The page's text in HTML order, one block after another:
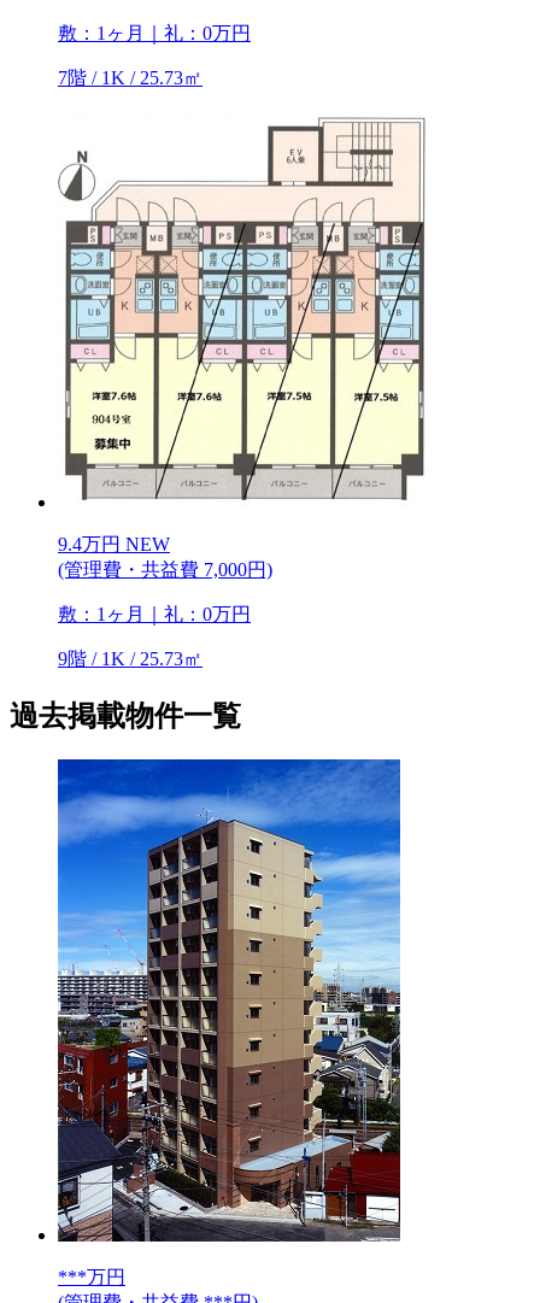
敷：1ヶ月｜礼：0万円
7階 / 1K / 25.73㎡
9.4万円 NEW
(管理費・共益費 7,000円)
敷：1ヶ月｜礼：0万円
9階 / 1K / 25.73㎡
過去掲載物件一覧
***万円